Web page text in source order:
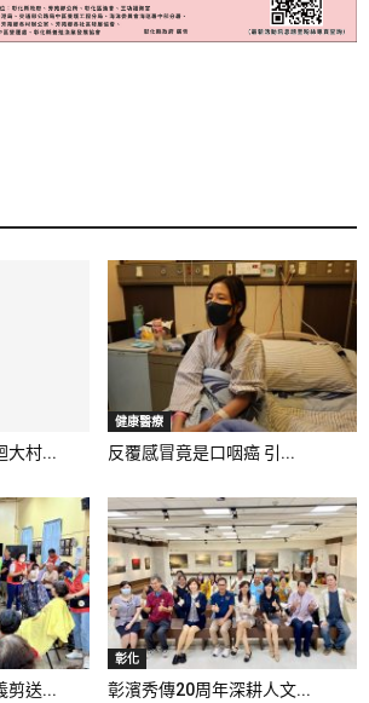
大村...
健康醫療
反覆感冒竟是口咽癌 引...
剪送...
彰化
彰濱秀傳20周年深耕人文...